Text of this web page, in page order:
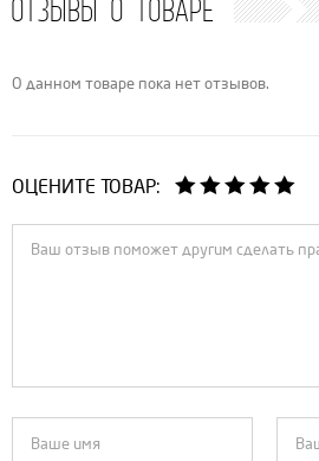
ОТЗЫВЫ О ТОВАРЕ
О данном товаре пока нет отзывов.
ОЦЕНИТЕ ТОВАР: